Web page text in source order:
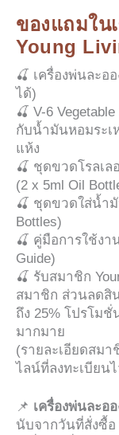
ของแถมใน
Young
🍒 เครื่องพ่นละอ
ได้)
🍒 V-6
กับน้ำมันหอมระเ
แห้ง
🍒 ชุดขวดโรลเ
(2 x 5ml Oil
🍒 ชุดขวดใส่น้ำมั
Bottles)
🍒 คู่มือการใช้งา
Guide)
🍒 รับสมาชิก
สมาชิก ส่วนลดสิ
ถึง 25% โปรโม
มากมาย
(รายละเอียดสมา
ไลน์ที่ลงทะเบียน
📌 เครื่องพ่นละอ
นับจากวันที่สั่งซื้อ